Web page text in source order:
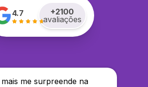
4.7 +2100
avaliações
me surpreende na